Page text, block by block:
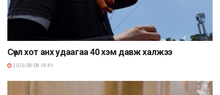
Сөүл хот анх удаагаа 40 хэм давж халжээ
2026-08-08 18:49